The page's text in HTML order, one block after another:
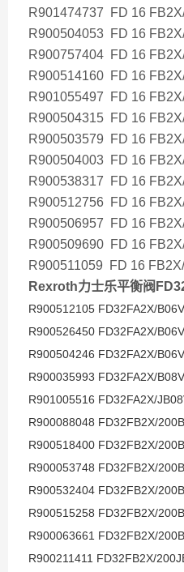
R901474737 FD 16
R900504053 FD 16
R900757404 FD 16
R900514160 FD 16
R901055497 FD 16
R900504315 FD 16
R900503579 FD 16
R900504003 FD 16
R900538317 FD 16
R900512756 FD 16
R900506957 FD 16
R900509690 FD 16
R900511059 FD 16
Rexroth力士乐平衡阀
R900512105 FD32FA2X/B06V
R900526450 FD32FA2X/
R900504246 FD32FA2X/
R900035993 FD32FA2X/
R901005516 FD32FA2X/
R900088048 FD32FB2X/
R900518400 FD32FB2X/
R900053748 FD32FB2X/
R900532404 FD32FB2X/
R900515258 FD32FB2X/
R900063661 FD32FB2X/
R900211411 FD32FB2X/